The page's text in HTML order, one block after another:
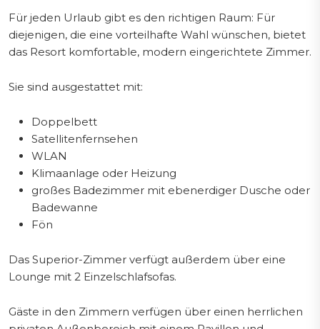
Für jeden Urlaub gibt es den richtigen Raum: Für
diejenigen, die eine vorteilhafte Wahl wünschen, bietet
das Resort komfortable, modern eingerichtete Zimmer.
Sie sind ausgestattet mit:
Doppelbett
Satellitenfernsehen
WLAN
Klimaanlage oder Heizung
großes Badezimmer mit ebenerdiger Dusche oder
Badewanne
Fön
Das Superior-Zimmer verfügt außerdem über eine
Lounge mit 2 Einzelschlafsofas.
Gäste in den Zimmern verfügen über einen herrlichen